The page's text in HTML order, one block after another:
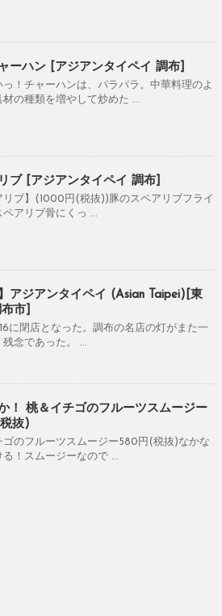
ーハン [アジアンタイペイ 調布]
っ！チャーハンは、パラパラ。中華料理のよ
材の種類を増やして炒めた ...
ブ [アジアンタイペイ 調布]
リブ】(1000円(税抜))豚のスペアリブフライ
ペアリブ骨にくっ ...
】アジアンタイペイ (Asian Taipei)[東
市]
に閉店となった。調布の名店の灯がまた一
残念であった。 ...
！ 桃＆イチゴのフルーツスムージー
抜)
ゴのフルーツスムージー580円(税抜)なかな
る！スムージーなので ...